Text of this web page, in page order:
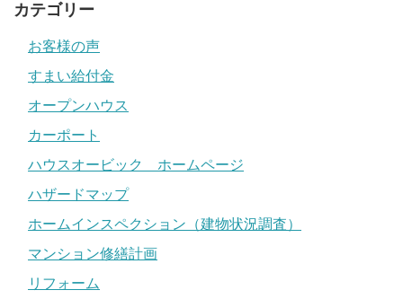
カテゴリー
お客様の声
すまい給付金
オープンハウス
カーポート
ハウスオービック ホームページ
ハザードマップ
ホームインスペクション（建物状況調査）
マンション修繕計画
リフォーム